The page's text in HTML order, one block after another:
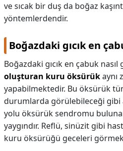
ve sıcak bir duş da boğaz
yöntemlerdendir.
Boğazdaki gıcık en
Boğazdaki gıcık en çabuk nasıl
oluşturan kuru öksürükaynı
yapabilmektedir. Bu öksürük
durumlarda görülebileceği gibi
yolu öksürük sendromu
yaygındır. Reflü, sinüzit gibi
kuru öksürüğü geceleri